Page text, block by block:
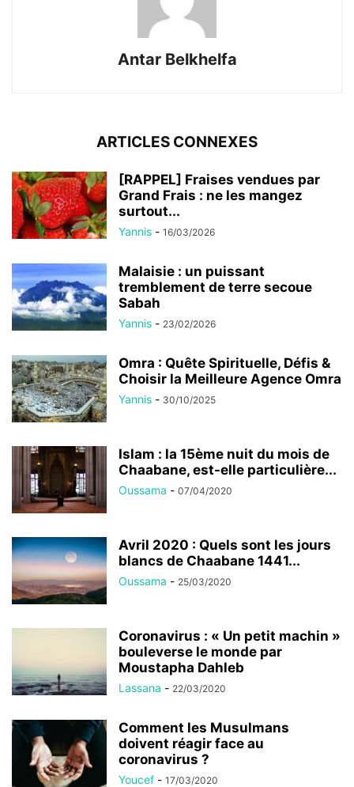
Antar Belkhelfa
ARTICLES CONNEXES
[RAPPEL] Fraises vendues par
Grand Frais : ne les mangez
surtout...
Yannis - 16/03/2026
Malaisie : un puissant
tremblement de terre secoue
Sabah
Yannis - 23/02/2026
Omra : Quête Spirituelle, Défis &
Choisir la Meilleure Agence Omra
Yannis - 30/10/2025
Islam : la 15ème nuit du mois de
Chaabane, est-elle particulière...
Oussama - 07/04/2020
Avril 2020 : Quels sont les jours
blancs de Chaabane 1441...
Oussama - 25/03/2020
Coronavirus : « Un petit machin »
bouleverse le monde par
Moustapha Dahleb
Lassana - 22/03/2020
Comment les Musulmans
doivent réagir face au
coronavirus ?
Youcef - 17/03/2020